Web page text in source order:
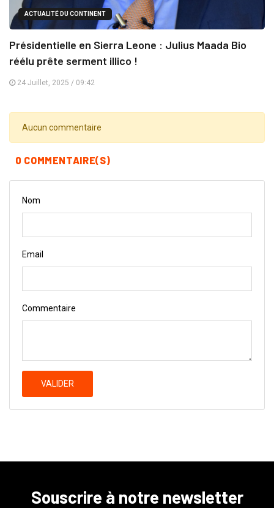
ACTUALITÉ DU CONTINENT
Présidentielle en Sierra Leone : Julius Maada Bio
réélu prête serment illico !
24 Juillet, 2025 / 09:42
Aucun commentaire
0 COMMENTAIRE(S)
Nom
Email
Commentaire
VALIDER
Souscrire à notre newsletter